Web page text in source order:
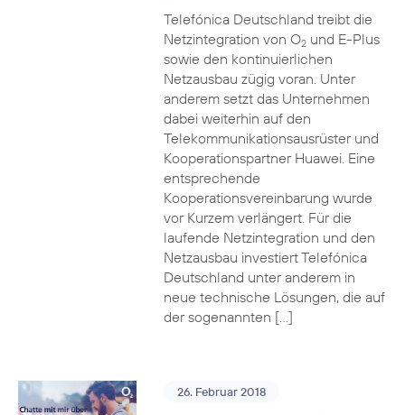
Telefónica Deutschland treibt die
Netzintegration von O2und E-Plus
sowie den kontinuierlichen
Netzausbau zügig voran. Unter
anderem setzt das Unternehmen
dabei weiterhin auf den
Telekommunikationsausrüster und
Kooperationspartner Huawei. Eine
entsprechende
Kooperationsvereinbarung wurde
vor Kurzem verlängert. Für die
laufende Netzintegration und den
Netzausbau investiert Telefónica
Deutschland unter anderem in
neue technische Lösungen, die auf
der sogenannten […]
26. Februar 2018